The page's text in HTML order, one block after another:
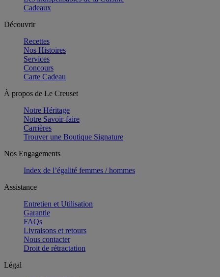
Cadeaux
Découvrir
Recettes
Nos Histoires
Services
Concours
Carte Cadeau
À propos de Le Creuset
Notre Héritage
Notre Savoir-faire
Carrières
Trouver une Boutique Signature
Nos Engagements
Index de l’égalité femmes / hommes
Assistance
Entretien et Utilisation
Garantie
FAQs
Livraisons et retours
Nous contacter
Droit de rétractation
Légal